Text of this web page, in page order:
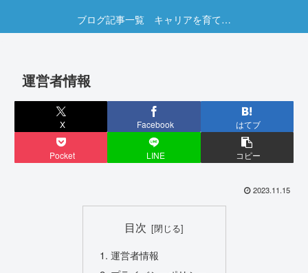
ブログ記事一覧 キャリアを育てる実践ヒント集
運営者情報
X Facebook はてブ
Pocket LINE コピー
2023.11.15
目次
運営者情報